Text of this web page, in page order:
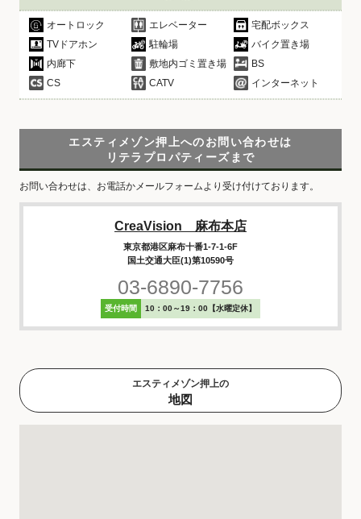
オートロック エレベーター
宅配ボックス
TVドアホン
駐輪場
バイク置き場
内廊下
敷地内ゴミ置き場
BS
CS
CATV インターネット
エスティメゾン押上へのお問い合わせは
リテラプロパティーズまで
お問い合わせは、お電話かメールフォームより受け付けております。
CreaVision 麻布本店
東京都港区麻布十番1-7-1-6F
国土交通大臣(1)第10590号
03-6890-7756
受付時間 10：00～19：00【水曜定休】
エスティメゾン押上の
地図